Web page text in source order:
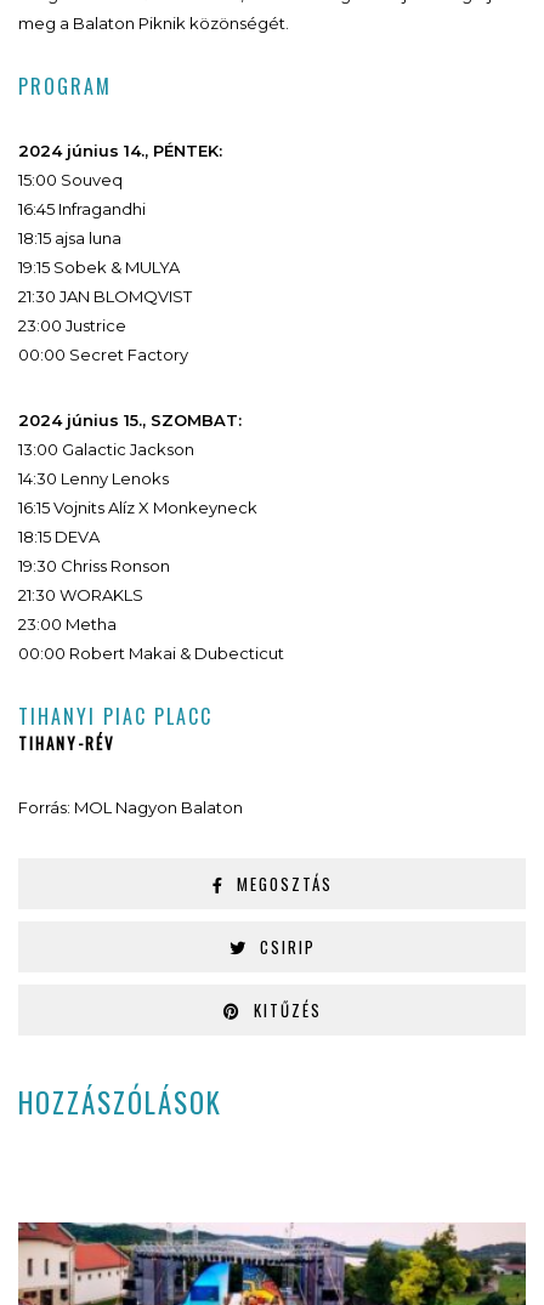
meg a Balaton Piknik közönségét.
PROGRAM
2024 június 14., PÉNTEK:
15:00 Souveq
16:45 Infragandhi
18:15 ajsa luna
19:15 Sobek & MULYA
21:30 JAN BLOMQVIST
23:00 Justrice
00:00 Secret Factory
2024 június 15., SZOMBAT:
13:00 Galactic Jackson
14:30 Lenny Lenoks
16:15 Vojnits Alíz X Monkeyneck
18:15 DEVA
19:30 Chriss Ronson
21:30 WORAKLS
23:00 Metha
00:00 Robert Makai & Dubecticut
TIHANYI PIAC PLACC
TIHANY-RÉV
Forrás: MOL Nagyon Balaton
MEGOSZTÁS
CSIRIP
KITŰZÉS
HOZZÁSZÓLÁSOK